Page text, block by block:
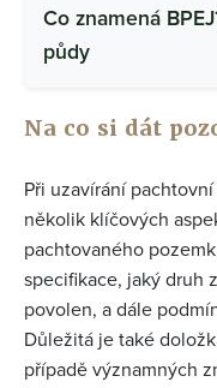
Co znamená
půdy
Na co si dát
Při uzavírání
několik klíčových
pachtovaného
specifikace, jaký druh
povolen, a dále
Důležitá je také
případě významných